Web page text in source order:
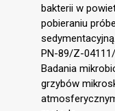
bakterii w
pobieraniu
sedymentacyjną.
PN-89/Z-
Badania
grzybów